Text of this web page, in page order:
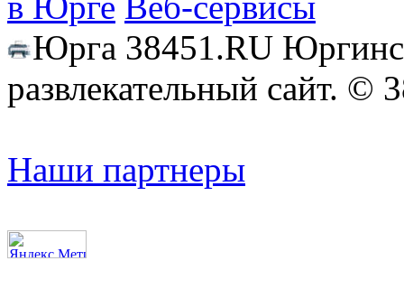
Юрга 38451.RU
развлекательный сайт. ©
Наши партнеры